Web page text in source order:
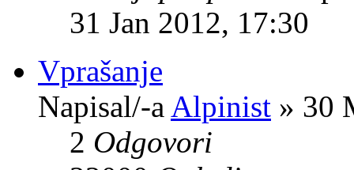
31 Jan 2012, 17:30
Vprašanje
Napisal/-a Alpinist » 30
2 Odgovori